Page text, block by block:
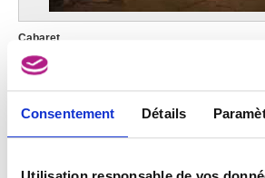
Consentement Détails
Cabaret
Pieter de Bloot